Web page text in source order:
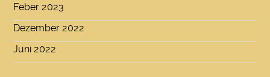
Feber 2023
Dezember 2022
Juni 2022